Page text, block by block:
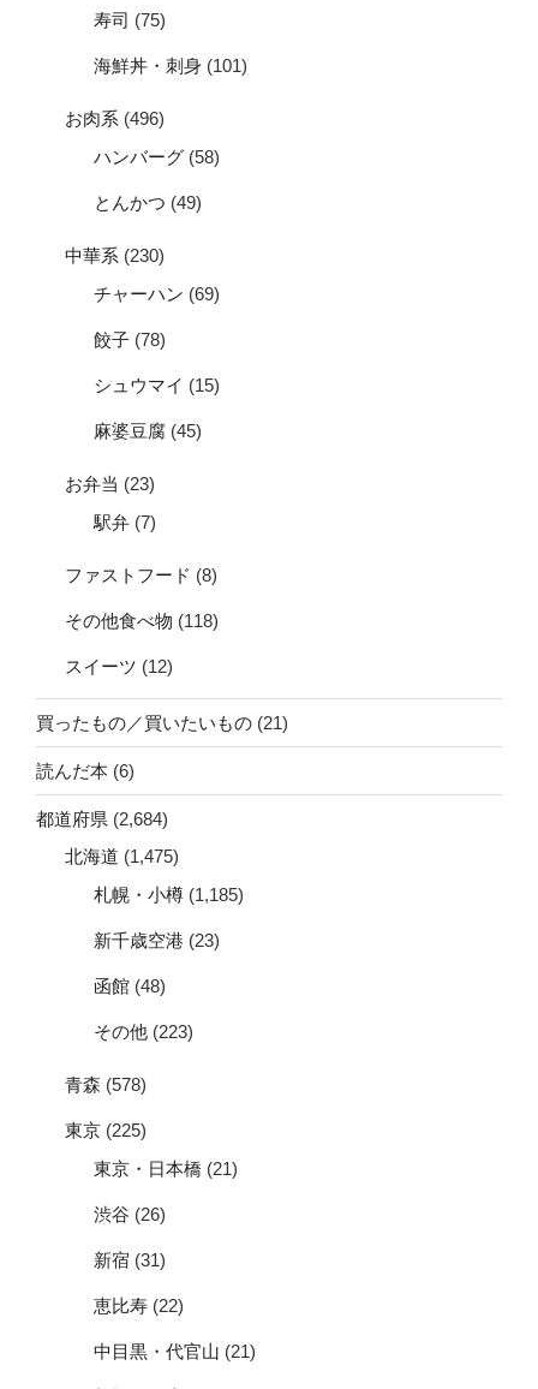
寿司 (75)
海鮮丼・刺身 (101)
お肉系 (496)
ハンバーグ (58)
とんかつ (49)
中華系 (230)
チャーハン (69)
餃子 (78)
シュウマイ (15)
麻婆豆腐 (45)
お弁当 (23)
駅弁 (7)
ファストフード (8)
その他食べ物 (118)
スイーツ (12)
買ったもの／買いたいもの (21)
読んだ本 (6)
都道府県 (2,684)
北海道 (1,475)
札幌・小樽 (1,185)
新千歳空港 (23)
函館 (48)
その他 (223)
青森 (578)
東京 (225)
東京・日本橋 (21)
渋谷 (26)
新宿 (31)
恵比寿 (22)
中目黒・代官山 (21)